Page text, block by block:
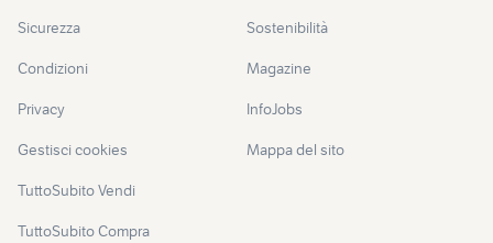
Sicurezza
Condizioni
Privacy
Gestisci cookies
TuttoSubito Vendi
TuttoSubito Compra
Sostenibilità
Magazine
InfoJobs
Mappa del sito